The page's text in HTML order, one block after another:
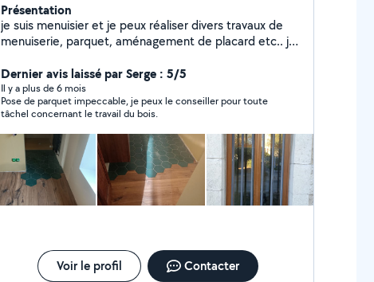
Présentation
je suis menuisier et je peux réaliser divers travaux de
menuiserie, parquet, aménagement de placard etc.. je
décoration.
Dernier avis laissé par Serge : 5/5
Il y a plus de 6 mois
Pose de parquet impeccable, je peux le conseiller pour toute
tâchel concernant le travail du bois.
Voir le profil Contacter